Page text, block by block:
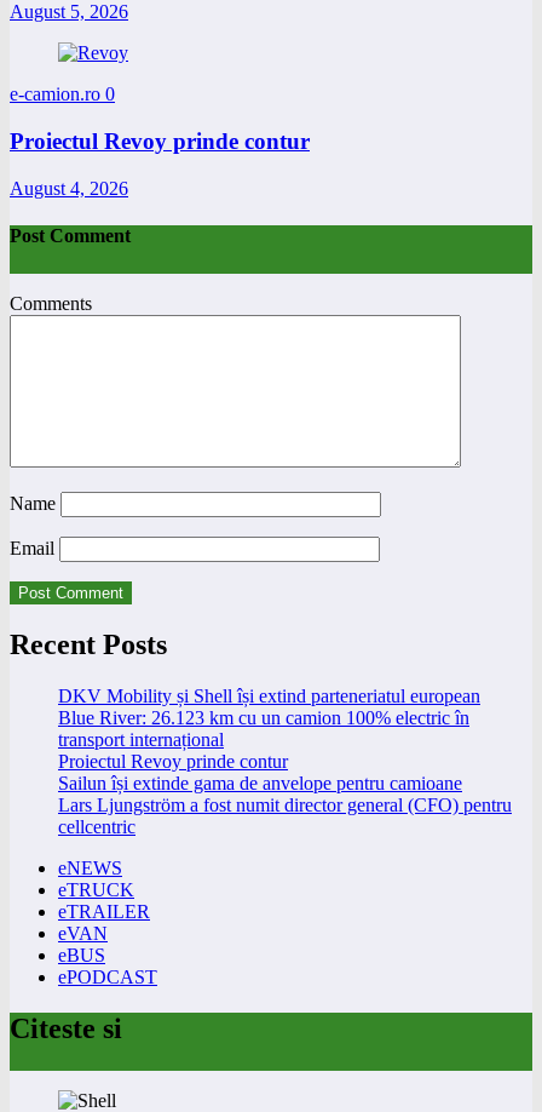
August 5, 2026
e-camion.ro 0
Proiectul Revoy prinde contur
August 4, 2026
Post Comment
Comments
Name
Email
Recent Posts
DKV Mobility și Shell își extind parteneriatul european
Blue River: 26.123 km cu un camion 100% electric în
transport internațional
Proiectul Revoy prinde contur
Sailun își extinde gama de anvelope pentru camioane
Lars Ljungström a fost numit director general (CFO) pentru
cellcentric
eNEWS
eTRUCK
eTRAILER
eVAN
eBUS
ePODCAST
Citeste si